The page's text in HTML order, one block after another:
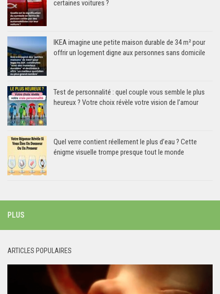
certaines voitures ?
IKEA imagine une petite maison durable de 34 m² pour
offrir un logement digne aux personnes sans domicile
Test de personnalité : quel couple vous semble le plus
heureux ? Votre choix révèle votre vision de l’amour
Quel verre contient réellement le plus d’eau ? Cette
énigme visuelle trompe presque tout le monde
PLUS
ARTICLES POPULAIRES